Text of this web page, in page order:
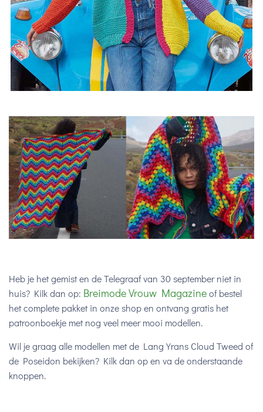
Heb je het gemist en de Telegraaf van 30 september niet in
huis? Kilk dan op: Breimode Vrouw Magazineof bestel
het complete pakket in onze shop en ontvang gratis het
patroonboekje met nog veel meer mooi modellen.
Wil je graag alle modellen met de Lang Yrans Cloud Tweed of
de Poseidon bekijken? Kilk dan op en va de onderstaande
knoppen.